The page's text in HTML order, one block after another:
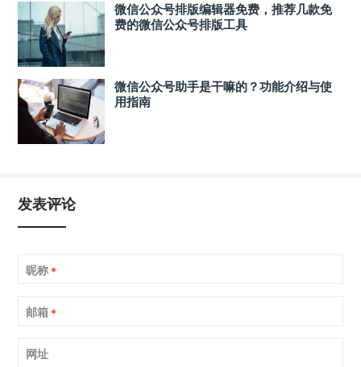
微信公众号排版编辑器免费，推荐几款免
费的微信公众号排版工具
微信公众号助手是干嘛的？功能介绍与使
用指南
发表评论
昵称 *
邮箱 *
网址